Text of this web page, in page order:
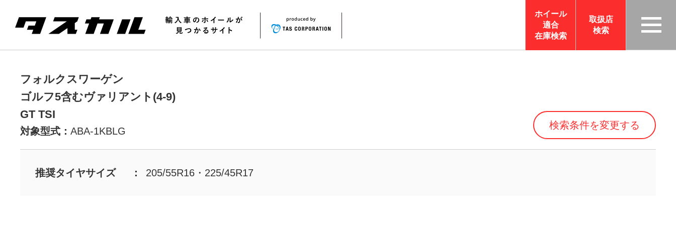
ホイール
適合
在庫検索
取扱店
検索
フォルクスワーゲン
ゴルフ5含むヴァリアント(4-9)
GT TSI
対象型式： ABA-1KBLG
検索条件を変更する
推奨タイヤサイズ 205/55R16・225/45R17
TAS
CO
ON
サイ